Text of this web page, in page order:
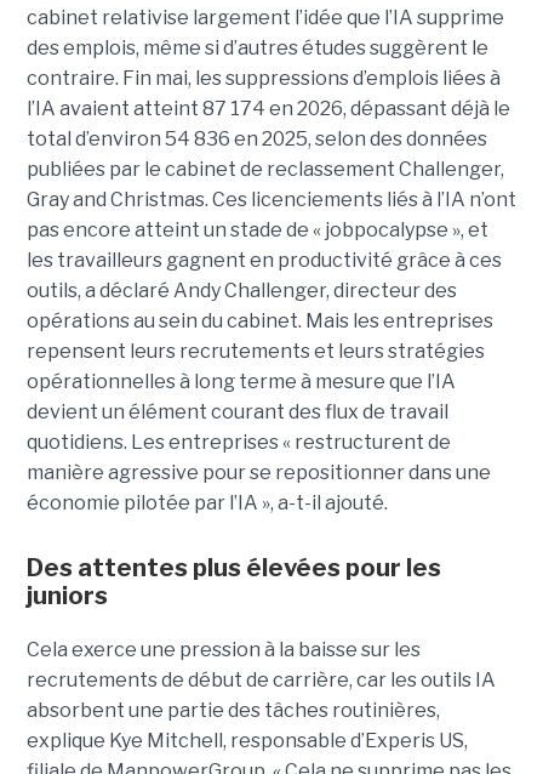
cabinet relativise largement l’idée que l’IA supprime
des emplois, même si d’autres études suggèrent le
contraire. Fin mai, les suppressions d’emplois liées à
l’IA avaient atteint 87 174 en 2026, dépassant déjà le
total d’environ 54 836 en 2025, selon des données
publiées par le cabinet de reclassement Challenger,
Gray and Christmas. Ces licenciements liés à l’IA n’ont
pas encore atteint un stade de « jobpocalypse », et
les travailleurs gagnent en productivité grâce à ces
outils, a déclaré Andy Challenger, directeur des
opérations au sein du cabinet. Mais les entreprises
repensent leurs recrutements et leurs stratégies
opérationnelles à long terme à mesure que l’IA
devient un élément courant des flux de travail
quotidiens. Les entreprises « restructurent de
manière agressive pour se repositionner dans une
économie pilotée par l’IA », a-t-il ajouté.
Des attentes plus élevées pour les
juniors
Cela exerce une pression à la baisse sur les
recrutements de début de carrière, car les outils IA
absorbent une partie des tâches routinières,
explique Kye Mitchell, responsable d’Experis US,